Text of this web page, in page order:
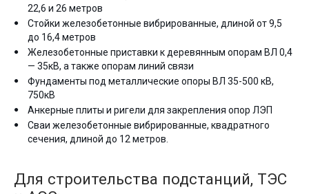
22,6 и 26 метров
Стойки железобетонные вибрированные, длиной от 9,5
до 16,4 метров
Железобетонные приставки к деревянным опорам ВЛ 0,4
— 35кВ, а также опорам линий связи
Фундаменты под металлические опоры ВЛ 35-500 кВ,
750кВ
Анкерные плиты и ригели для закрепления опор ЛЭП
Сваи железобетонные вибрированные, квадратного
сечения, длиной до 12 метров.
Для строительства подстанций, ТЭС